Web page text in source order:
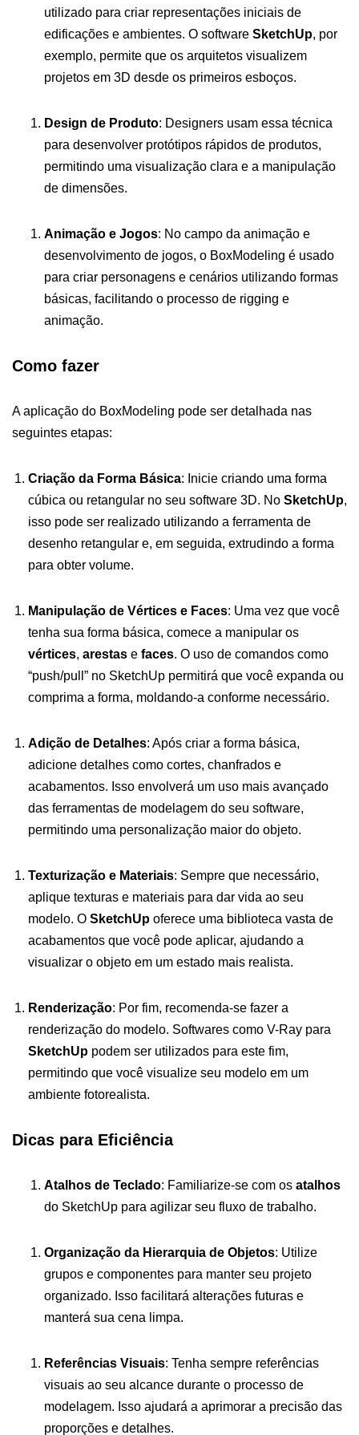
utilizado para criar representações iniciais de
edificações e ambientes. O software SketchUp, por
exemplo, permite que os arquitetos visualizem
projetos em 3D desde os primeiros esboços.
Design de Produto: Designers usam essa técnica
para desenvolver protótipos rápidos de produtos,
permitindo uma visualização clara e a manipulação
de dimensões.
Animação e Jogos: No campo da animação e
desenvolvimento de jogos, o BoxModeling é usado
para criar personagens e cenários utilizando formas
básicas, facilitando o processo de rigging e
animação.
Como fazer
A aplicação do BoxModeling pode ser detalhada nas
seguintes etapas:
Criação da Forma Básica: Inicie criando uma forma
cúbica ou retangular no seu software 3D. No SketchUp,
isso pode ser realizado utilizando a ferramenta de
desenho retangular e, em seguida, extrudindo a forma
para obter volume.
Manipulação de Vértices e Faces: Uma vez que você
tenha sua forma básica, comece a manipular os
vértices, arestas e faces. O uso de comandos como
“push/pull” no SketchUp permitirá que você expanda ou
comprima a forma, moldando-a conforme necessário.
Adição de Detalhes: Após criar a forma básica,
adicione detalhes como cortes, chanfrados e
acabamentos. Isso envolverá um uso mais avançado
das ferramentas de modelagem do seu software,
permitindo uma personalização maior do objeto.
Texturização e Materiais: Sempre que necessário,
aplique texturas e materiais para dar vida ao seu
modelo. O SketchUp oferece uma biblioteca vasta de
acabamentos que você pode aplicar, ajudando a
visualizar o objeto em um estado mais realista.
Renderização: Por fim, recomenda-se fazer a
renderização do modelo. Softwares como V-Ray para
SketchUp podem ser utilizados para este fim,
permitindo que você visualize seu modelo em um
ambiente fotorealista.
Dicas para Eficiência
Atalhos de Teclado: Familiarize-se com os atalhos
do SketchUp para agilizar seu fluxo de trabalho.
Organização da Hierarquia de Objetos: Utilize
grupos e componentes para manter seu projeto
organizado. Isso facilitará alterações futuras e
manterá sua cena limpa.
Referências Visuais: Tenha sempre referências
visuais ao seu alcance durante o processo de
modelagem. Isso ajudará a aprimorar a precisão das
proporções e detalhes.